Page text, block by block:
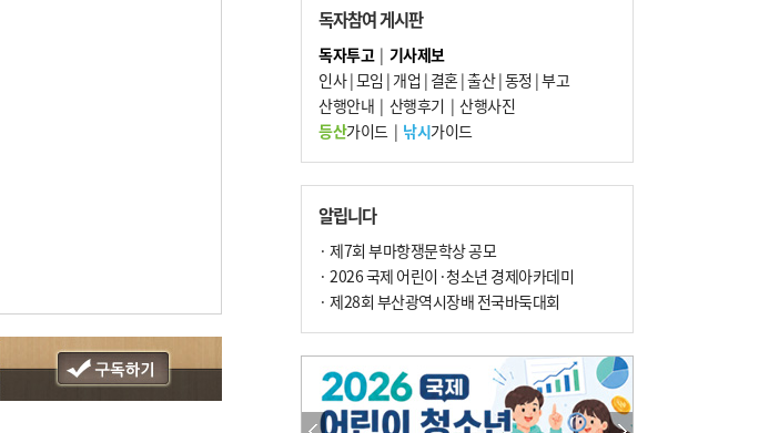
7
지역 상권도 말라죽을 판이라…가뭄 속 밀
양물축제 강행 논란
8
통영시민 추석 전 35만 원 받는다
9
부산 철강공장 50대 노동자 추락사
10 국힘 부산시당, ‘정이한 조력’ 시의원 윤리
위에…‘한동훈 지지’도 신고접수
독자참여 게시판
독자투고| 기사제보
인사|모임 | 개업 | 결혼|출산|동정 |부고
산행안내 | 산행후기 | 산행사진
등산가이드| 낚시가이드
알립니다
· 제7회 부마항쟁문학상 공모
· 2026 국제 어린이·청소년 경제아카데미
· 제28회 부산광역시장배 전국바둑대회